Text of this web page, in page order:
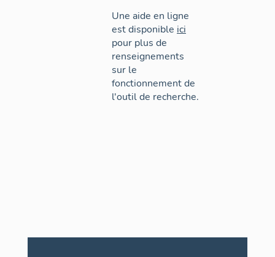
Une aide en ligne
est disponible ici
pour plus de
renseignements
sur le
fonctionnement de
l'outil de recherche.